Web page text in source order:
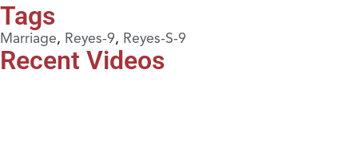
Tags
Marriage, Reyes-9, Reyes-S-9
Recent Videos